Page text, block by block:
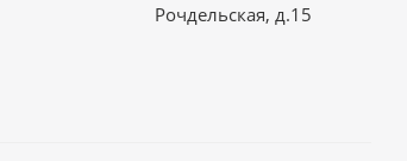
Рочдельская, д.15